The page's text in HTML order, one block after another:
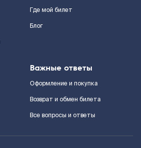
Где мой билет
Блог
Важные ответы
Оформление и покупка
Возврат и обмен билета
Все вопросы и ответы